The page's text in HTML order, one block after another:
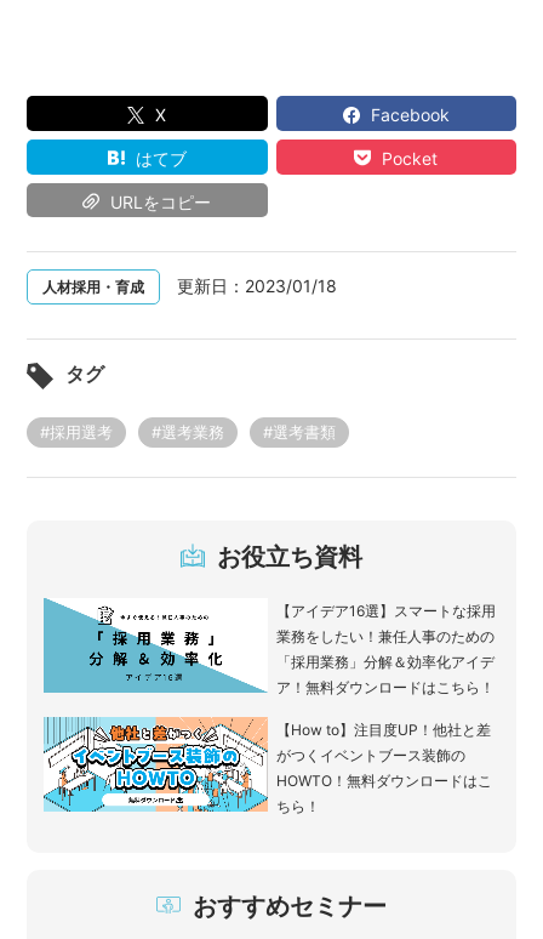
X Facebook
はてブ Pocket
URLをコピー
人材採用・育成 更新日： 2023/01/18
タグ
#採用選考 #選考業務 #選考書類
お役立ち資料
【アイデア16選】スマートな採用
業務をしたい！兼任人事のための
「採用業務」分解＆効率化アイデ
ア！無料ダウンロードはこちら！
【How to】注目度UP！他社と差
がつくイベントブース装飾の
HOWTO！無料ダウンロードはこ
ちら！
おすすめセミナー